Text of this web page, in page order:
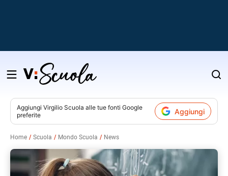
Salta
contenuto
Aggiungi Virgilio Scuola alle tue fonti Google
preferite
Aggiungi
Home Scuola Mondo Scuola News